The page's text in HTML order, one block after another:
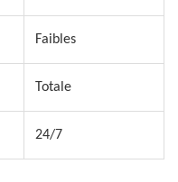
Faibles
Totale
24/7